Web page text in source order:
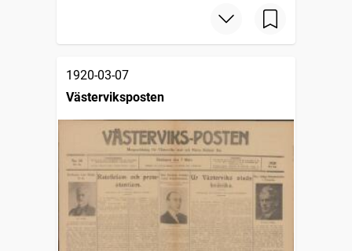
1920-03-07
Västerviksposten